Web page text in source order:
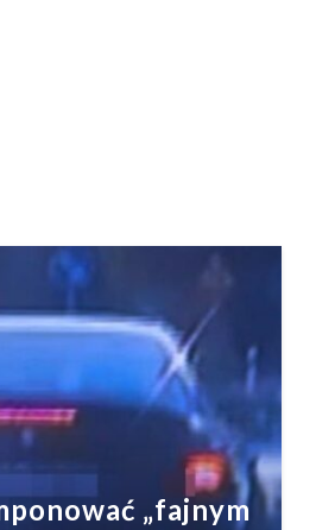
„fajnym